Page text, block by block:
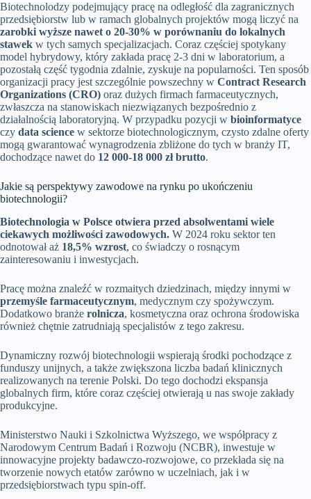
Biotechnolodzy podejmujący pracę na odległość dla zagranicznych
przedsiębiorstw lub w ramach globalnych projektów mogą liczyć na
zarobki wyższe nawet o 20-30% w porównaniu do lokalnych
stawek w tych samych specjalizacjach. Coraz częściej spotykany
model hybrydowy, który zakłada pracę 2-3 dni w laboratorium, a
pozostałą część tygodnia zdalnie, zyskuje na popularności. Ten sposób
organizacji pracy jest szczególnie powszechny w Contract Research
Organizations (CRO) oraz dużych firmach farmaceutycznych,
zwłaszcza na stanowiskach niezwiązanych bezpośrednio z
działalnością laboratoryjną. W przypadku pozycji w bioinformatyce
czy data science w sektorze biotechnologicznym, czysto zdalne oferty
mogą gwarantować wynagrodzenia zbliżone do tych w branży IT,
dochodzące nawet do 12 000-18 000 zł brutto.
Jakie są perspektywy zawodowe na rynku po ukończeniu
biotechnologii?
Biotechnologia w Polsce otwiera przed absolwentami wiele
ciekawych możliwości zawodowych. W 2024 roku sektor ten
odnotował aż 18,5% wzrost, co świadczy o rosnącym
zainteresowaniu i inwestycjach.
Pracę można znaleźć w rozmaitych dziedzinach, między innymi w
przemyśle farmaceutycznym, medycznym czy spożywczym.
Dodatkowo branże rolnicza, kosmetyczna oraz ochrona środowiska
również chętnie zatrudniają specjalistów z tego zakresu.
Dynamiczny rozwój biotechnologii wspierają środki pochodzące z
funduszy unijnych, a także zwiększona liczba badań klinicznych
realizowanych na terenie Polski. Do tego dochodzi ekspansja
globalnych firm, które coraz częściej otwierają u nas swoje zakłady
produkcyjne.
Ministerstwo Nauki i Szkolnictwa Wyższego, we współpracy z
Narodowym Centrum Badań i Rozwoju (NCBR), inwestuje w
innowacyjne projekty badawczo-rozwojowe, co przekłada się na
tworzenie nowych etatów zarówno w uczelniach, jak i w
przedsiębiorstwach typu spin-off.